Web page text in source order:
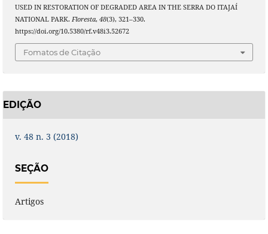
USED IN RESTORATION OF DEGRADED AREA IN THE SERRA DO ITAJAÍ
NATIONAL PARK. Floresta, 48(3), 321–330.
https://doi.org/10.5380/rf.v48i3.52672
Fomatos de Citação
EDIÇÃO
v. 48 n. 3 (2018)
SEÇÃO
Artigos